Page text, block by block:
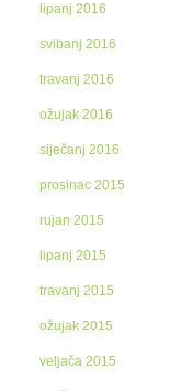
lipanj 2016
svibanj 2016
travanj 2016
ožujak 2016
siječanj 2016
prosinac 2015
rujan 2015
lipanj 2015
travanj 2015
ožujak 2015
veljača 2015